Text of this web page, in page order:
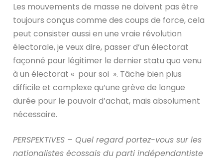
Les mouvements de masse ne doivent pas être
toujours conçus comme des coups de force, cela
peut consister aussi en une vraie révolution
électorale, je veux dire, passer d’un électorat
façonné pour légitimer le dernier statu quo venu
à un électorat « pour soi ». Tâche bien plus
difficile et complexe qu’une grève de longue
durée pour le pouvoir d’achat, mais absolument
nécessaire.
PERSPEKTIVES – Quel regard portez-vous sur les
nationalistes écossais du parti indépendantiste